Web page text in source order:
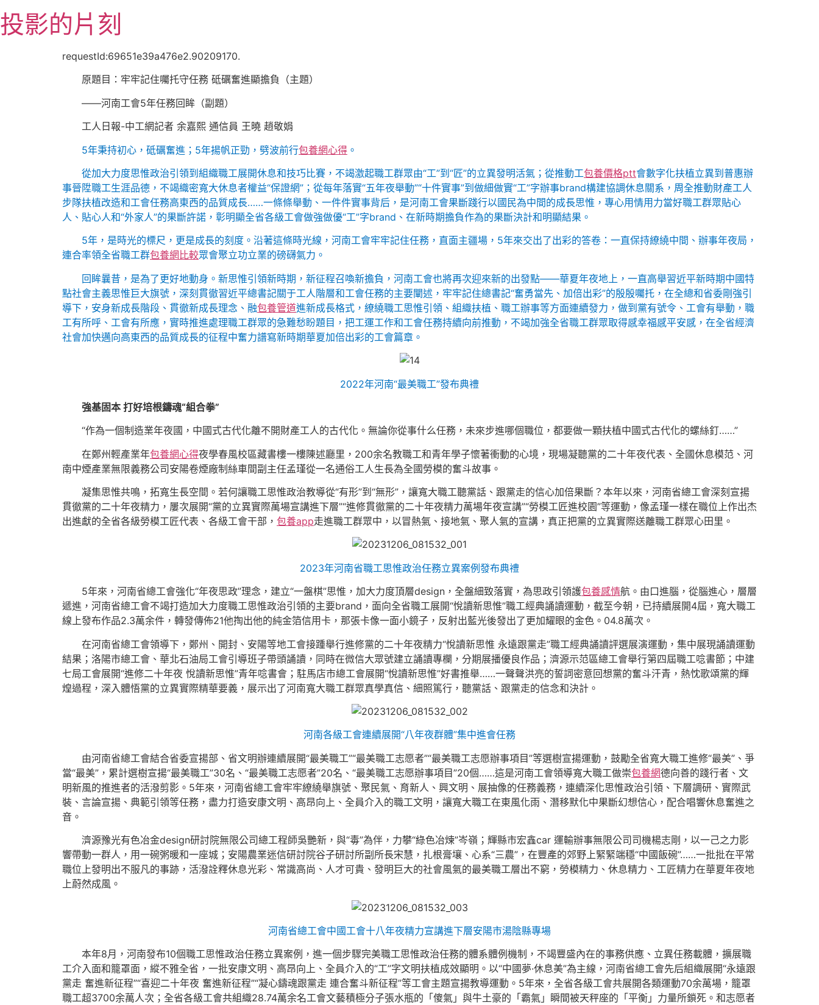
至
主
投影的片刻
requestId:69651e39a476e2.90209170.
原題目：牢牢記住囑托守任務 砥礪奮進顯擔負（主題）
——河南工會5年任務回眸（副題）
工人日報-中工網記者 余嘉熙 通信員 王曉 趙敬娟
5年秉持初心，砥礪奮進；5年揚帆正勁，劈波前行包養網心得 。
從加大力度思惟政治引領到組織職工展開休息和技巧比賽，不竭激起職工群眾由“工”到“匠”的立異發明活氣；從推動工包養價格ptt會數字化扶植立異到普惠辦
事晉陞職工生涯品德，不竭織密寬大休息者權益“保證網”；從每年落實“五年夜舉動”“十件實事”到做細做實“工”字辦事brand構建協調休息關系，周全推動財產工人
步隊扶植改造和工會任務高東西的品質成長……一條條舉動、一件件實事背后，是河南工會果斷踐行以國民為中間的成長思惟，專心用情用力當好職工群眾貼心
人、貼心人和“外家人”的果斷許諾，彰明顯全省各級工會做強做優“工”字brand、在新時期擔負作為的果斷決計和明顯結果。
5年，是時光的標尺，更是成長的刻度。沿著這條時光線，河南工會牢牢記住任務，直面主疆場，5年來交出了出彩的答卷：一直保持繚繞中間、辦事年夜局，
連合率領全省職工群包養網比較眾會聚立功立業的磅礴氣力。
回眸曩昔，是為了更好地動身。新思惟引領新時期，新征程召喚新擔負，河南工會也將再次迎來新的出發點——華夏年夜地上，一直高舉習近平新時期中國特
點社會主義思惟巨大旗號，深刻貫徹習近平總書記關于工人階層和工會任務的主要闡述，牢牢記住總書記“奮勇當先、加倍出彩”的殷殷囑托，在全總和省委剛強引
導下，安身新成長階段、貫徹新成長理念、融包養管道進新成長格式，繚繞職工思惟引領、組織扶植、職工辦事等方面連續發力，做到黨有號令、工會有舉動，職
工有所呼、工會有所應，實時推進處理職工群眾的急難愁盼題目，把工運工作和工會任務持續向前推動，不竭加強全省職工群眾取得感幸福感平安感，在全省經濟
社會加快邁向高東西的品質成長的征程中奮力譜寫新時期華夏加倍出彩的工會篇章。
2022年河南“最美職工”發布典禮
強基固本 打好培根鑄魂“組合拳”
“作為一個制造業年夜國，中國式古代化離不開財產工人的古代化。無論你從事什么任務，未來步進哪個職位，都要做一顆扶植中國式古代化的螺絲釘……”
在鄭州輕產業年包養網心得夜學春風校區藏書樓一樓陳述廳里，200余名教職工和青年學子懷著衝動的心境，現場凝聽黨的二十年夜代表、全國休息模范、河
南中煙產業無限義務公司安陽卷煙廠制絲車間副主任孟瑾從一名通俗工人生長為全國勞模的奮斗故事。
凝集思惟共鳴，拓寬生長空間。若何讓職工思惟政治教導從“有形”到“無形”，讓寬大職工聽黨話、跟黨走的信心加倍果斷？本年以來，河南省總工會深刻宣揚
貫徹黨的二十年夜精力，屢次展開“黨的立異實際萬場宣講進下層”“進修貫徹黨的二十年夜精力萬場年夜宣講”“勞模工匠進校園”等運動，像孟瑾一樣在職位上作出杰
出進獻的全省各級勞模工匠代表、各級工會干部， 包養app走進職工群眾中，以冒熱氣、接地氣、聚人氣的宣講，真正把黨的立異實際送離職工群眾心田里。
2023年河南省職工思惟政治任務立異案例發布典禮
5年來，河南省總工會強化“年夜思政”理念，建立“一盤棋”思惟，加大力度頂層design，全盤細致落實，為思政引領護包養感情航。由口進腦，從腦進心，層層
遞進，河南省總工會不竭打造加大力度職工思惟政治引領的主要brand，面向全省職工展開“悅讀新思惟”職工經典誦讀運動，截至今朝，已持續展開4屆，寬大職工
線上發布作品2.3萬余件，轉發傳佈21他掏出他的純金箔信用卡，那張卡像一面小鏡子，反射出藍光後發出了更加耀眼的金色。04.8萬次。
在河南省總工會領導下，鄭州、開封、安陽等地工會接踵舉行進修黨的二十年夜精力“悅讀新思惟 永遠跟黨走”職工經典誦讀評選展演運動，集中展現誦讀運動
結果；洛陽市總工會、華北石油局工會引導班子帶頭誦讀，同時在微信大眾號建立誦讀專欄，分期展播優良作品；濟源示范區總工會舉行第四屆職工唸書節；中建
七局工會展開“進修二十年夜 悅讀新思惟”青年唸書會；駐馬店市總工會展開“悅讀新思惟”好書推舉……一聲聲洪亮的誓詞密意回想黨的奮斗汗青，熱忱歌頌黨的輝
煌過程，深入體悟黨的立異實際精華要義，展示出了河南寬大職工群眾真學真信、細照篤行，聽黨話、跟黨走的信念和決計。
河南各級工會連續展開“八年夜群體”集中進會任務
由河南省總工會結合省委宣揚部、省文明辦連續展開“最美職工”“最美職工志愿者”“最美職工志愿辦事項目”等選樹宣揚運動，鼓勵全省寬大職工進修“最美”、爭
當“最美”，累計選樹宣揚“最美職工”30名、“最美職工志愿者”20名、“最美職工志愿辦事項目”20個……這是河南工會領導寬大職工做崇包養網德向善的踐行者、文
明新風的推進者的活潑剪影。5年來，河南省總工會牢牢繚繞舉旗號、聚民氣、育新人、興文明、展抽像的任務義務，連續深化思惟政治引領、下層調研、實際武
裝、言論宣揚、典範引領等任務，盡力打造安康文明、高昂向上、全員介入的職工文明，讓寬大職工在東風化雨、潛移默化中果斷幻想信心，配合唱響休息奮進之
音。
濟源豫光有色冶金design研討院無限公司總工程師吳艷新，與“毒”為伴，力攀“綠色冶煉”岑嶺；輝縣市宏鑫car 運輸辦事無限公司司機楊志剛，以一己之力影
響帶動一群人，用一碗粥暖和一座城；安陽農業迷信研討院谷子研討所副所長宋慧，扎根膏壤、心系“三農”，在豐產的郊野上緊緊端穩“中國飯碗”……一批批在平常
職位上發明出不服凡的事跡，活潑詮釋休息光彩、常識高尚、人才可貴、發明巨大的社會風氣的最美職工層出不窮，勞模精力、休息精力、工匠精力在華夏年夜地
上蔚然成風。
河南省總工會中國工會十八年夜精力宣講進下層安陽市湯陰縣專場
本年8月，河南發布10個職工思惟政治任務立異案例，進一個步驟完美職工思惟政治任務的體系體例機制，不竭豐盛內在的事務供應、立異任務載體，擴展職
工介入面和籠罩面，縱不雅全省，一批安康文明、高昂向上、全員介入的“工”字文明扶植成效顯明。以“中國夢·休息美”為主線，河南省總工會先后組織展開“永遠跟
黨走 奮進新征程”“喜迎二十年夜 奮進新征程”“凝心鑄魂跟黨走 連合奮斗新征程”等工會主題宣揚教導運動。5年來，全省各級工會共展開各類運動70余萬場，籠罩
職工超3700余萬人次；全省各級工會共組織28.74萬余名工會文藝積極分子張水瓶的「傻氣」與牛土豪的「霸氣」瞬間被天秤座的「平衡」力量所鎖死。和志愿者